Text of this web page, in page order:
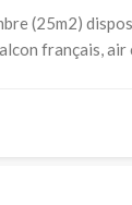
(25m2)
français,